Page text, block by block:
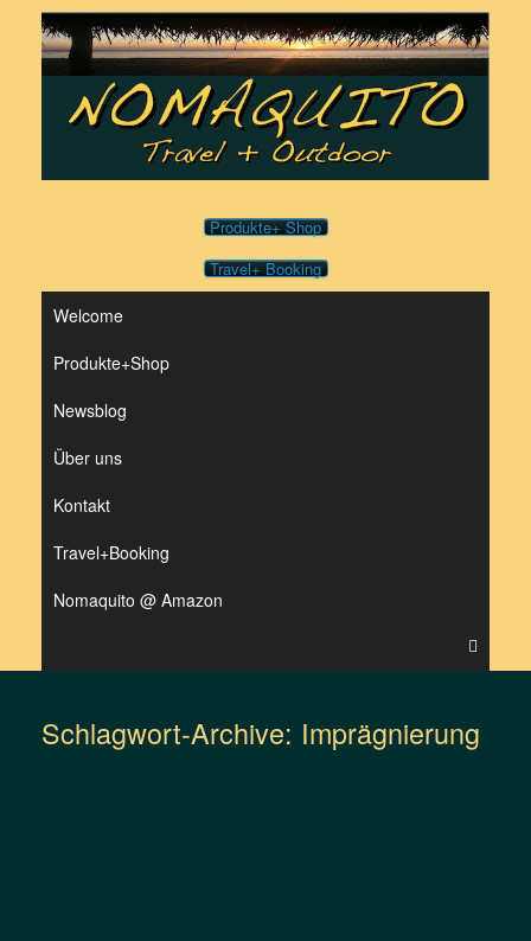
springen
Produkte+ Shop
Travel+ Booking
Welcome
Produkte+Shop
Newsblog
Über uns
Kontakt
Travel+Booking
Nomaquito @ Amazon
Schlagwort-Archive: Imprägnierung